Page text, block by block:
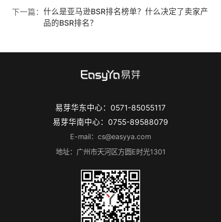
下一篇： 什么是亚马逊BSR排名榜单？什么决定了卖家产
品的BSR排名？
易芽华东中心：0571-85055117
易芽华南中心：0755-89588079
E-mail：cs@easyya.com
地址：广州市天河区方圆E时光1301